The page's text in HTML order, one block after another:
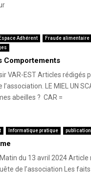
Espace Adhérent Fraude alimentaire
Comportements
VAR-EST Articles rédigés
LE MIEL UN
abeilles ? CAR =
Informatique pratique publication
du 13 avril 2024 Article
de l’association Les